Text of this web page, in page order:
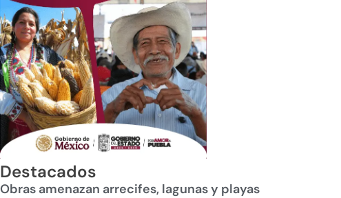
Destacados
Obras amenazan arrecifes, lagunas y playas